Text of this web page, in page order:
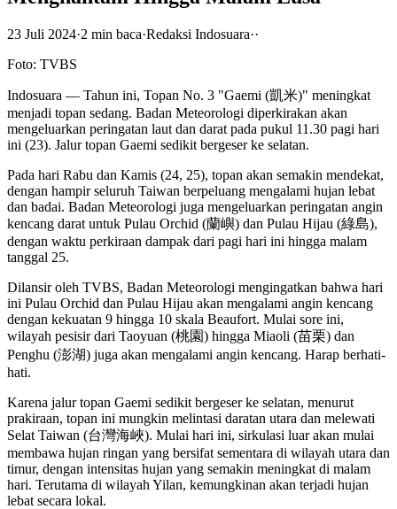
23 Juli 2024·2 min baca·Redaksi Indosuara··
Foto: TVBS
Indosuara — Tahun ini, Topan No. 3 "Gaemi (凱米)" meningkat
menjadi topan sedang. Badan Meteorologi diperkirakan akan
mengeluarkan peringatan laut dan darat pada pukul 11.30 pagi hari
ini (23). Jalur topan Gaemi sedikit bergeser ke selatan.
Pada hari Rabu dan Kamis (24, 25), topan akan semakin mendekat,
dengan hampir seluruh Taiwan berpeluang mengalami hujan lebat
dan badai. Badan Meteorologi juga mengeluarkan peringatan angin
kencang darat untuk Pulau Orchid (蘭嶼) dan Pulau Hijau (綠島),
dengan waktu perkiraan dampak dari pagi hari ini hingga malam
tanggal 25.
Dilansir oleh TVBS, Badan Meteorologi mengingatkan bahwa hari
ini Pulau Orchid dan Pulau Hijau akan mengalami angin kencang
dengan kekuatan 9 hingga 10 skala Beaufort. Mulai sore ini,
wilayah pesisir dari Taoyuan (桃園) hingga Miaoli (苗栗) dan
Penghu (澎湖) juga akan mengalami angin kencang. Harap berhati-
hati.
Karena jalur topan Gaemi sedikit bergeser ke selatan, menurut
prakiraan, topan ini mungkin melintasi daratan utara dan melewati
Selat Taiwan (台灣海峽). Mulai hari ini, sirkulasi luar akan mulai
membawa hujan ringan yang bersifat sementara di wilayah utara dan
timur, dengan intensitas hujan yang semakin meningkat di malam
hari. Terutama di wilayah Yilan, kemungkinan akan terjadi hujan
lebat secara lokal.